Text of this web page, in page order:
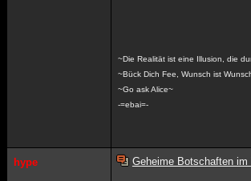
~Die Realität ist eine Illusion, die
~Bück Dich Fee, Wunsch ist
~Go ask Alice~
-=ebai=-
hype Geheime Botschaften im